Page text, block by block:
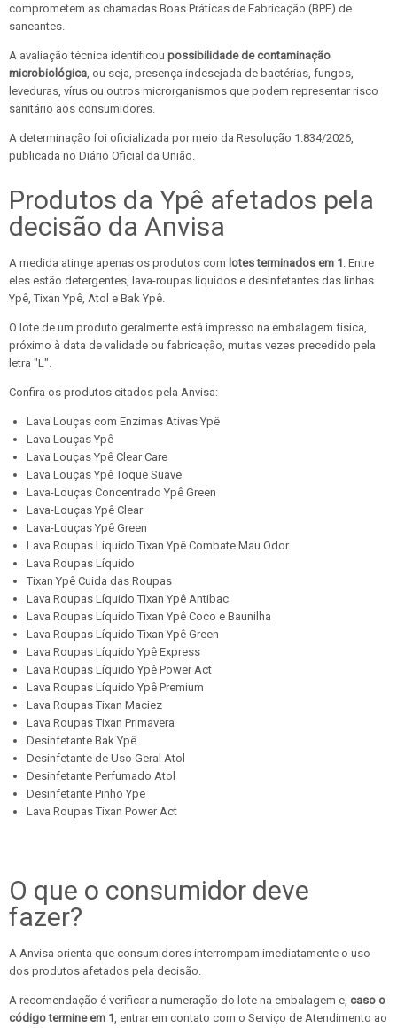
comprometem as chamadas Boas Práticas de Fabricação (BPF) de
saneantes.
A avaliação técnica identificou possibilidade de contaminação
microbiológica , ou seja, presença indesejada de bactérias, fungos,
leveduras, vírus ou outros microrganismos que podem representar risco
sanitário aos consumidores.
A determinação foi oficializada por meio da Resolução 1.834/2026,
publicada no Diário Oficial da União.
Produtos da Ypê afetados pela
decisão da Anvisa
A medida atinge apenas os produtos com lotes terminados em 1 . Entre
eles estão detergentes, lava-roupas líquidos e desinfetantes das linhas
Ypê, Tixan Ypê, Atol e Bak Ypê.
O lote de um produto geralmente está impresso na embalagem física,
próximo à data de validade ou fabricação, muitas vezes precedido pela
letra "L".
Confira os produtos citados pela Anvisa:
Lava Louças com Enzimas Ativas Ypê
Lava Louças Ypê
Lava Louças Ypê Clear Care
Lava Louças Ypê Toque Suave
Lava-Louças Concentrado Ypê Green
Lava-Louças Ypê Clear
Lava-Louças Ypê Green
Lava Roupas Líquido Tixan Ypê Combate Mau Odor
Lava Roupas Líquido
Tixan Ypê Cuida das Roupas
Lava Roupas Líquido Tixan Ypê Antibac
Lava Roupas Líquido Tixan Ypê Coco e Baunilha
Lava Roupas Líquido Tixan Ypê Green
Lava Roupas Líquido Ypê Express
Lava Roupas Líquido Ypê Power Act
Lava Roupas Líquido Ypê Premium
Lava Roupas Tixan Maciez
Lava Roupas Tixan Primavera
Desinfetante Bak Ypê
Desinfetante de Uso Geral Atol
Desinfetante Perfumado Atol
Desinfetante Pinho Ype
Lava Roupas Tixan Power Act
O que o consumidor deve
fazer?
A Anvisa orienta que consumidores interrompam imediatamente o uso
dos produtos afetados pela decisão.
A recomendação é verificar a numeração do lote na embalagem e, caso o
código termine em 1, entrar em contato com o Serviço de Atendimento ao